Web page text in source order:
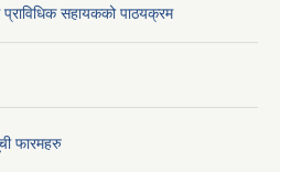
प्राविधिक सहायकको पाठयक्रम
फारमहरु